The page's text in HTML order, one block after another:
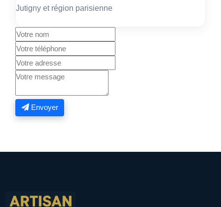
Jutigny et région parisienne
Envoyer